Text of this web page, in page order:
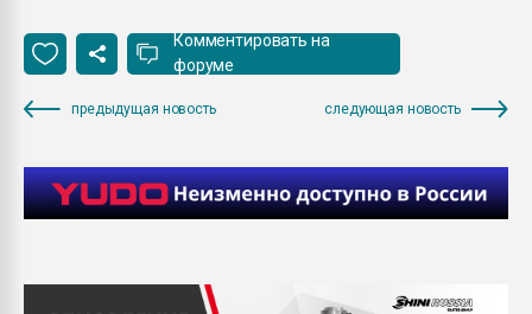
Комментировать на
форуме
предыдущая новость следующая новость